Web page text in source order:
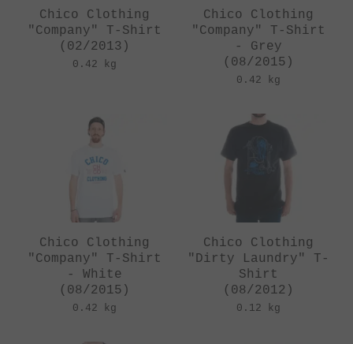
Chico Clothing
"Company" T-Shirt
(02/2013)
0.42 kg
Chico Clothing
"Company" T-Shirt
- Grey
(08/2015)
0.42 kg
Chico Clothing
"Company" T-Shirt
- White
(08/2015)
0.42 kg
Chico Clothing
"Dirty Laundry" T-
Shirt
(08/2012)
0.12 kg